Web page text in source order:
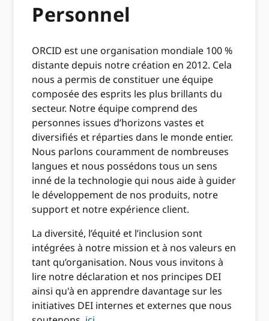
Personnel
ORCID est une organisation mondiale 100 %
distante depuis notre création en 2012. Cela
nous a permis de constituer une équipe
composée des esprits les plus brillants du
secteur. Notre équipe comprend des
personnes issues d’horizons vastes et
diversifiés et réparties dans le monde entier.
Nous parlons couramment de nombreuses
langues et nous possédons tous un sens
inné de la technologie qui nous aide à guider
le développement de nos produits, notre
support et notre expérience client.
La diversité, l’équité et l’inclusion sont
intégrées à notre mission et à nos valeurs en
tant qu’organisation. Nous vous invitons à
lire notre déclaration et nos principes DEI
ainsi qu'à en apprendre davantage sur les
initiatives DEI internes et externes que nous